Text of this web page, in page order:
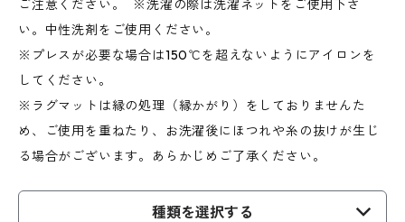
ご注意ください。 ※洗濯の際は洗濯ネットをご使用下さ
い。中性洗剤をご使用ください。
※プレスが必要な場合は150℃を超えないようにアイロンを
してください。
※ラグマットは縁の処理（縁かがり）をしておりませんた
め、ご使用を重ねたり、お洗濯後にほつれや糸の抜けが生じ
る場合がございます。あらかじめご了承ください。
種類を選択する